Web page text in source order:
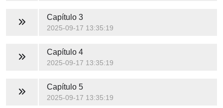
Capítulo 3
2025-09-17 13:35:19
Capítulo 4
2025-09-17 13:35:19
Capítulo 5
2025-09-17 13:35:19